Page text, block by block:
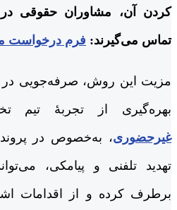
کردن آن، مشاوران حقوقی در
تماس می‌گیرند: فرم درخواست
مزیت این روش، صرفه‌جویی
بهره‌گیری از تجربۀ
غیرحضوری، به‌خصوص در
تهدید تلفنی و پیامکی،
برطرف کرده و از اقدامات